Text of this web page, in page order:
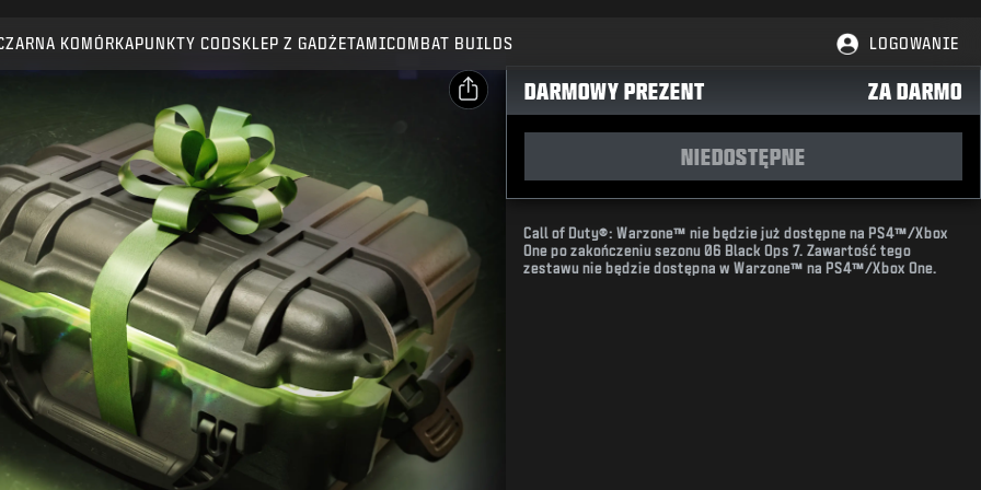
KOMÓRKAPUNKTY CODSKLEP Z GADŻETAMICOMBAT BUILDS LOGOWANIE
WYŚLIJ
ANULUJ
Activision może w każdej chwili usunąć daną zawartość
gry, uaktualnić ją lub zamienić na inną.
E-mail
Facebook
X
Skopiuj link
DARMOWY PREZENT ZA DARMO
NIEDOSTĘPNE
Call of Duty®: Warzone™ nie będzie już dostępne na PS4™/Xbox
One po zakończeniu sezonu 06 Black Ops 7. Zawartość tego
zestawu nie będzie dostępna w Warzone™ na PS4™/Xbox One.